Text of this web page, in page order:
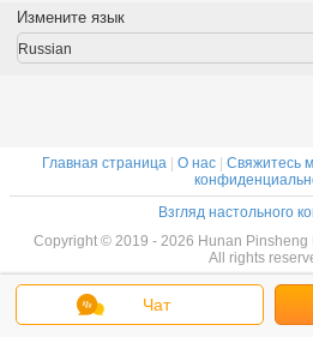
перезаряжаемые
аккумулятора
емкости 18650
Чат
Измените язык
Russian
Главная страница| О нас| Свяжитесь
Взгляд настольного
Copyright © 2019 - 2026 Hunan Pinsheng
All rights